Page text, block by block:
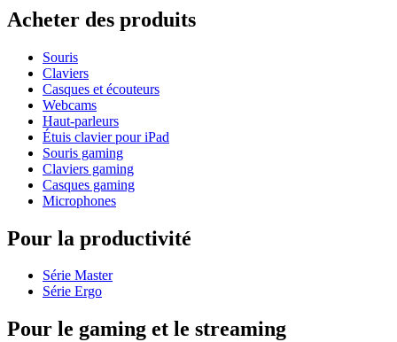
Acheter des produits
Souris
Claviers
Casques et écouteurs
Webcams
Haut-parleurs
Étuis clavier pour iPad
Souris gaming
Claviers gaming
Casques gaming
Microphones
Pour la productivité
Série Master
Série Ergo
Pour le gaming et le streaming